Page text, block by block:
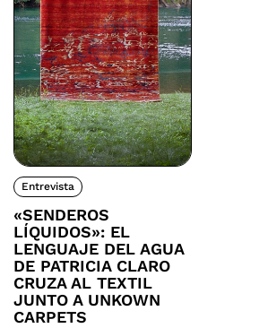
Entrevista
«SENDEROS
LÍQUIDOS»: EL
LENGUAJE DEL AGUA
DE PATRICIA CLARO
CRUZA AL TEXTIL
JUNTO A UNKOWN
CARPETS